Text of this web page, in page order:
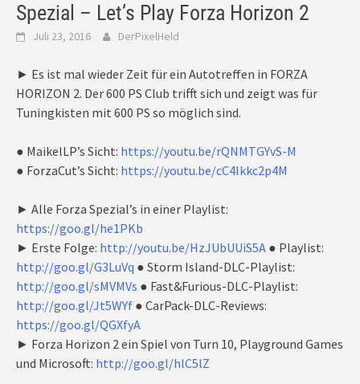
Spezial – Let’s Play Forza Horizon 2
Juli 23, 2016 DerPixelHeld
► Es ist mal wieder Zeit für ein Autotreffen in FORZA
HORIZON 2. Der 600 PS Club trifft sich und zeigt was für
Tuningkisten mit 600 PS so möglich sind.
● MaikelLP’s Sicht: https://youtu.be/rQNMTGYvS-M
● ForzaCut’s Sicht: https://youtu.be/cC4Ikkc2p4M
► Alle Forza Spezial’s in einer Playlist:
https://goo.gl/he1PKb
► Erste Folge: http://youtu.be/HzJUbUUiS5A ● Playlist:
http://goo.gl/G3LuVq ● Storm Island-DLC-Playlist:
http://goo.gl/sMVMVs ● Fast&Furious-DLC-Playlist:
http://goo.gl/Jt5WYf ● CarPack-DLC-Reviews:
https://goo.gl/QGXfyA
► Forza Horizon 2 ein Spiel von Turn 10, Playground Games
und Microsoft: http://goo.gl/hlC5lZ